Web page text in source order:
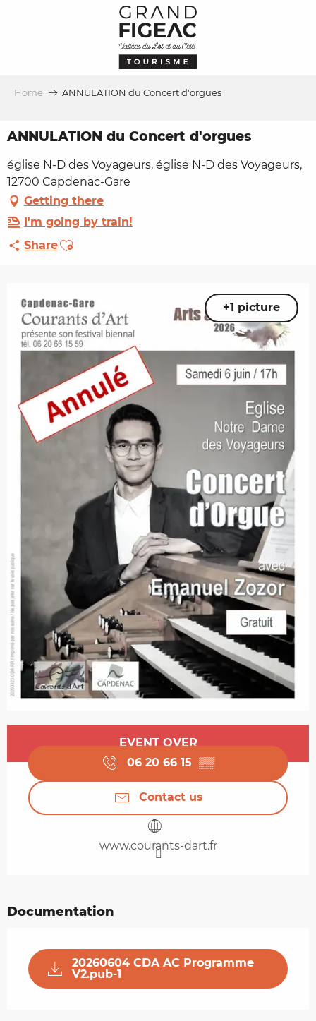
Home ANNULATION du Concert d'orgues
ANNULATION du Concert d'orgues
église N-D des Voyageurs, église N-D des Voyageurs,
12700 Capdenac-Gare
Getting there
I'm going by train!
ShareAjouter aux favoris
+1 picture
Opening hours & contact details
EVENT OVER
06 20 66 15 ▒▒
Contact us
www.courants-dart.fr
Documentation
20260604 CDA AC Programme
V2.pub-1